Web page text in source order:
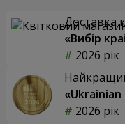
Доставка
«Вибір
2026 рік
2026 рік